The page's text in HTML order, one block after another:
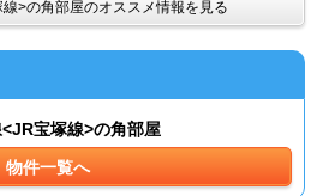
>の角部屋のオススメ情報を見る
宝塚線>の角部屋
物件一覧へ